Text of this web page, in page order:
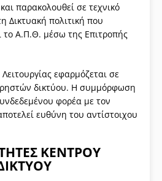
παρακολουθεί σε τεχνικό
Δικτυακή πολιτική που
το Α.Π.Θ. μέσω της Επιτροπής
εφαρμόζεται σε
δικτύου. Η συμμόρφωση
φορέα με τον
ευθύνη του αντίστοιχου
ΚΕΝΤΡΟΥ